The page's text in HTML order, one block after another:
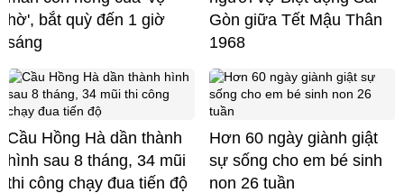
hờ', bắt quỳ đến 1 giờ
sáng
Gòn giữa Tết Mậu Thân
1968
Cầu Hồng Hà dần thành
hình sau 8 tháng, 34 mũi
thi công chạy đua tiến độ
Hơn 60 ngày giành giật
sự sống cho em bé sinh
non 26 tuần